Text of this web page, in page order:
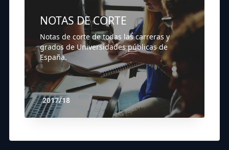
NOTAS DE CORTE
Notas de corte de todas las carreras y
grados de Universidades públicas de
España.
2017/18